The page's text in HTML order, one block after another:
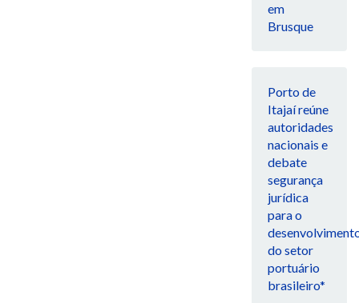
em
Brusque
Porto de
Itajaí reúne
autoridades
nacionais e
debate
segurança
jurídica
para o
do setor
portuário
brasileiro*